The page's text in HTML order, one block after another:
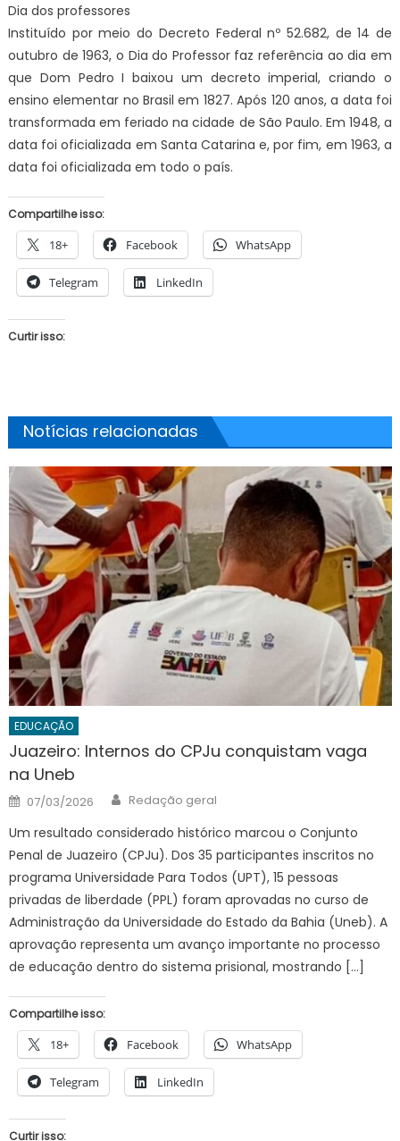
Dia dos professores
Instituído por meio do Decreto Federal nº 52.682, de 14 de
outubro de 1963, o Dia do Professor faz referência ao dia em
que Dom Pedro I baixou um decreto imperial, criando o
ensino elementar no Brasil em 1827. Após 120 anos, a data foi
transformada em feriado na cidade de São Paulo. Em 1948, a
data foi oficializada em Santa Catarina e, por fim, em 1963, a
data foi oficializada em todo o país.
Compartilhe isso:
18+ Facebook WhatsApp
Telegram LinkedIn
Curtir isso:
Notícias relacionadas
EDUCAÇÃO
Juazeiro: Internos do CPJu conquistam vaga
na Uneb
Posted
on
07/03/2026 Author
Redação geral
Um resultado considerado histórico marcou o Conjunto
Penal de Juazeiro (CPJu). Dos 35 participantes inscritos no
programa Universidade Para Todos (UPT), 15 pessoas
privadas de liberdade (PPL) foram aprovadas no curso de
Administração da Universidade do Estado da Bahia (Uneb). A
aprovação representa um avanço importante no processo
de educação dentro do sistema prisional, mostrando […]
Compartilhe isso:
18+ Facebook WhatsApp
Telegram LinkedIn
Curtir isso: